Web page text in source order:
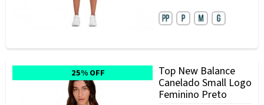
25% OFF
Top New Balance
Canelado Small Logo
Feminino Preto